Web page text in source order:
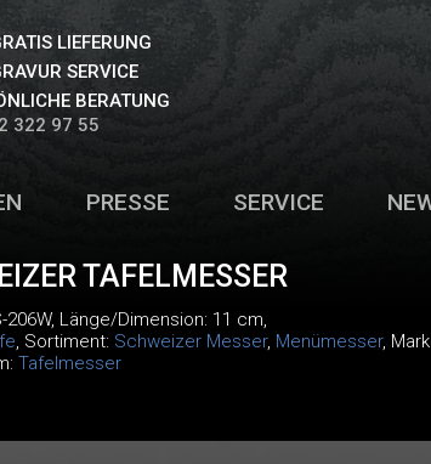
LIEFERUNG
SERVICE
BERATUNG
322 97 55
PRESSE SERVICE
TAFELMESSER
206W, Länge/Dimension: 11 cm,
, Sortiment: Schweizer Messer, Menümesser,
Tafelmesser